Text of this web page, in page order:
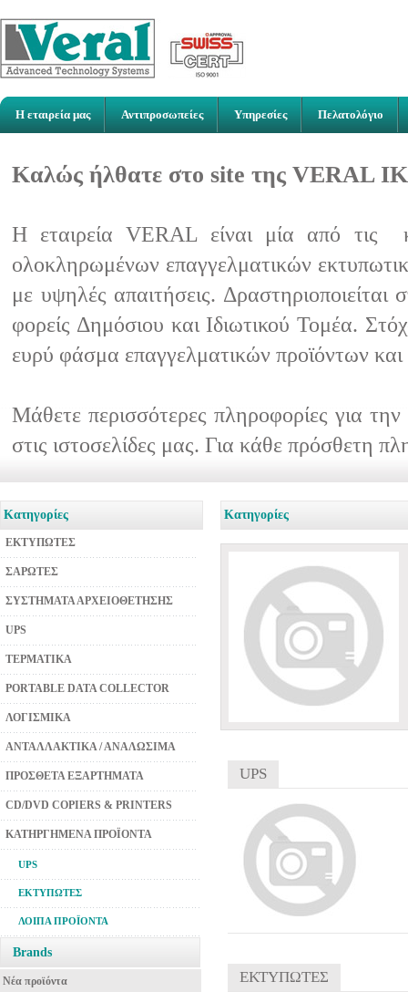
Η εταιρεία μας Αντιπροσωπείες Υπηρεσίες Πελατολόγιο
Καλώς ήλθατε στο site της VERAL
Η εταιρεία VERAL είναι μία από τις
ολοκληρωμένων επαγγελματικών
με υψηλές απαιτήσεις.
φορείς Δημόσιου και Ιδιωτικού Τομέα.
ευρύ φάσμα επαγγελματικών προϊόντων
Μάθετε περισσότερες πληροφορίες για
στις ιστοσελίδες μας. Για κάθε πρόσθετη
Κατηγορίες
ΕΚΤΥΠΩΤΕΣ
ΣΑΡΩΤΕΣ
ΣΥΣΤΗΜΑΤΑ ΑΡΧΕΙΟΘΕΤΗΣΗΣ
UPS
ΤΕΡΜΑΤΙΚΑ
PORTABLE DATA COLLECTOR
ΛΟΓΙΣΜΙΚΑ
ΑΝΤΑΛΛΑΚΤΙΚΑ / ΑΝΑΛΩΣΙΜΑ
ΠΡΟΣΘΕΤΑ ΕΞΑΡΤΗΜΑΤΑ
CD/DVD COPIERS & PRINTERS
ΚΑΤΗΡΓΗΜΕΝΑ ΠΡΟΪΟΝΤΑ
UPS
ΕΚΤΥΠΩΤΕΣ
ΛΟΙΠΑ ΠΡΟΪΟΝΤΑ
Brands
Νέα προϊόντα
Κατηγορίες
UPS
ΕΚΤΥΠΩΤΕΣ